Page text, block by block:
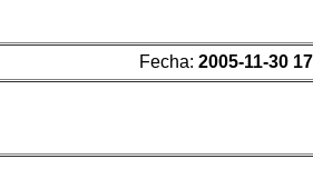
Fecha: 2005-11-30